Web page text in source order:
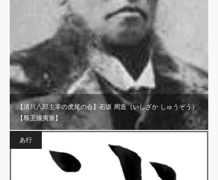
【清川八郎主宰の虎尾の会】石坂 周造（いしざか しゅうぞう）
【尊王攘夷派】
あ行